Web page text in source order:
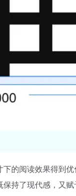
的阅读效果得到
持了现代感，又